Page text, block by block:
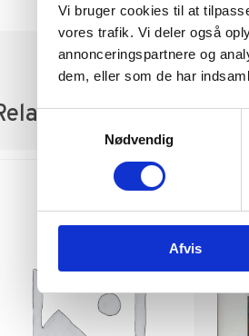
Vi bruger cookies til at
vores trafik. Vi deler også
annonceringspartnere og
dem, eller som de har
Nødvendig
Afvis
varer